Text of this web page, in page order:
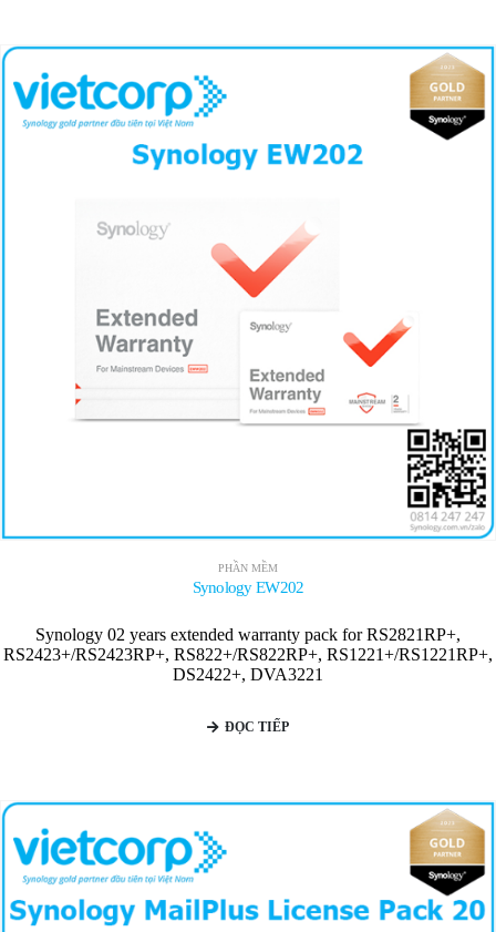
PHẦN MỀM
Synology EW202
Synology 02 years extended warranty pack for RS2821RP+,
RS2423+/RS2423RP+, RS822+/RS822RP+, RS1221+/RS1221RP+,
DS2422+, DVA3221
ĐỌC TIẾP